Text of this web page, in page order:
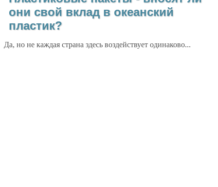
они свой вклад в океанский
пластик?
Да, но не каждая страна здесь воздействует одинаково...